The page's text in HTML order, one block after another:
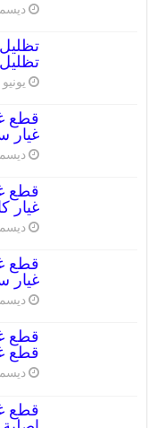
ديسمبر 18,
يونيو 28, 2024
غيار
ديسمبر 1,
غيار
ديسمبر 1,
غيار
ديسمبر 1,
قطع
ديسمبر 1,